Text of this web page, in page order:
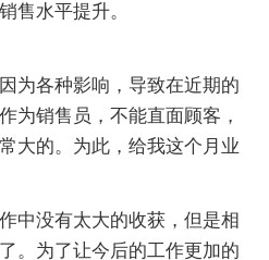
售水平提升。
为各种影响，导致在近期的
为销售员，不能直面顾客，
大的。为此，给我这个月业
中没有太大的收获，但是相
。为了让今后的工作更加的